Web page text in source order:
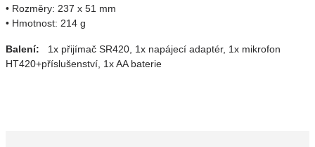
• Rozměry: 237 x 51 mm
• Hmotnost: 214 g
Balení: 1x přijímač SR420, 1x napájecí adaptér, 1x mikrofon
HT420+příslušenství, 1x AA baterie